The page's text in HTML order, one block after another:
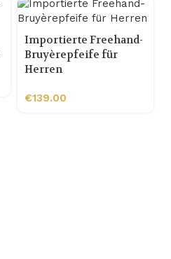
Importierte Freehand-
Bruyèrepfeife für
Herren
€139.00